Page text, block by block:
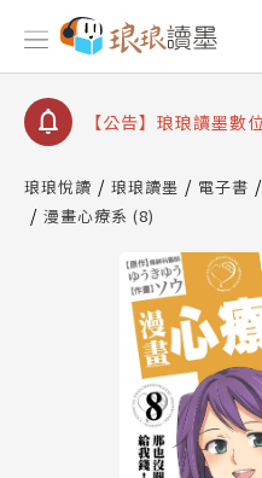
查詢
【公告】因
停部分閱讀服務
【公告】琅琅讀墨數
【公告】琅琅讀墨 3
請圖文教學
【公告】因
停部分閱讀服務
琅琅悅讀 琅琅讀墨 電子書
漫畫心療系 (8)